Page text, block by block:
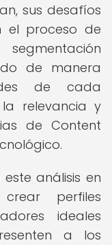
sus desafíos
el proceso de
de manera
de cada
relevancia y
de Content
análisis en
perfiles
ideales
a los